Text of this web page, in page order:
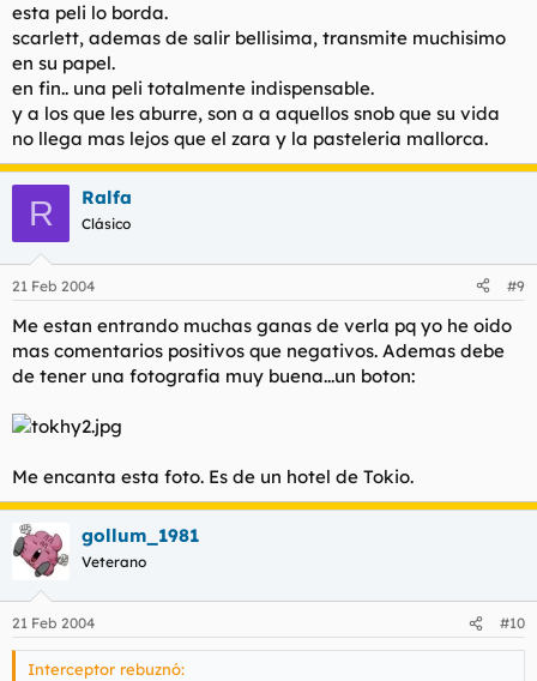
esta peli lo borda.
scarlett, ademas de salir bellisima, transmite muchisimo
en su papel.
en fin.. una peli totalmente indispensable.
y a los que les aburre, son a a aquellos snob que su vida
no llega mas lejos que el zara y la pasteleria mallorca.
R Ralfa
Clásico
21 Feb 2004 #9
Me estan entrando muchas ganas de verla pq yo he oido
mas comentarios positivos que negativos. Ademas debe
de tener una fotografia muy buena...un boton:
Me encanta esta foto. Es de un hotel de Tokio.
gollum_1981
Veterano
21 Feb 2004 #10
Interceptor rebuznó: